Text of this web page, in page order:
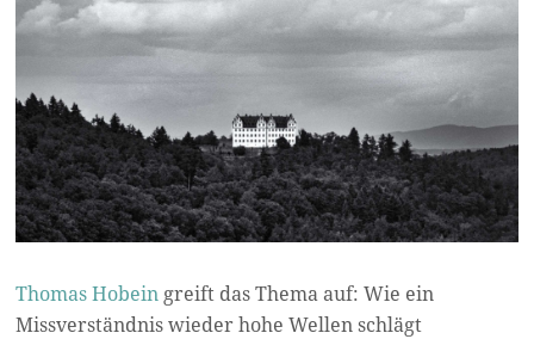
Thomas Hobein greift das Thema auf: Wie ein
Missverständnis wieder hohe Wellen schlägt